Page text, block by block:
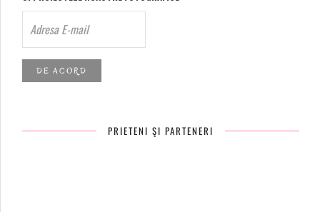
PRIETENI ŞI PARTENERI